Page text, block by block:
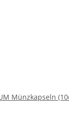
Münzkapseln